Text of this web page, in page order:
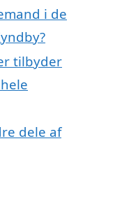
i de
tilbyder
dele af